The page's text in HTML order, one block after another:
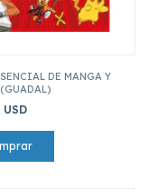
DE MANGA Y